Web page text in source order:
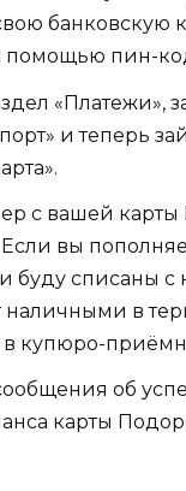
банковскую
помощью пин-
«Платежи»,
и теперь
с вашей
вы
буду списаны с
наличными в
в купюро-
об
карты